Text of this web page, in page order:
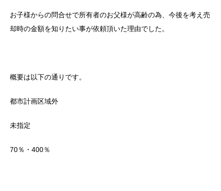
お子様からの問合せで所有者のお父様が高齢の為、今後を考え売
却時の金額を知りたい事が依頼頂いた理由でした。
概要は以下の通りです。
都市計画区域外
未指定
70％・400％